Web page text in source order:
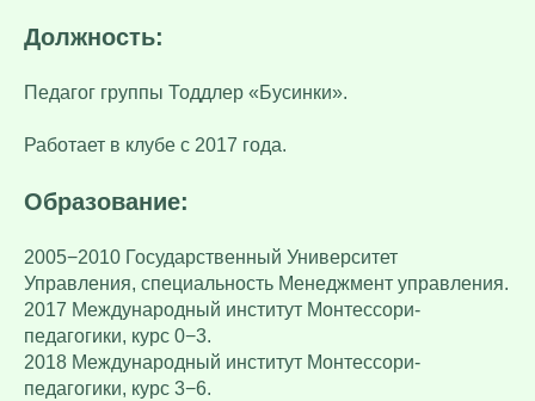
Должность:
Педагог группы Тоддлер «Бусинки».
Работает в клубе с 2017 года.
Образование:
2005−2010 Государственный Университет
Управления, специальность Менеджмент управления.
2017 Международный институт Монтессори-
педагогики, курс 0−3.
2018 Международный институт Монтессори-
педагогики, курс 3−6.